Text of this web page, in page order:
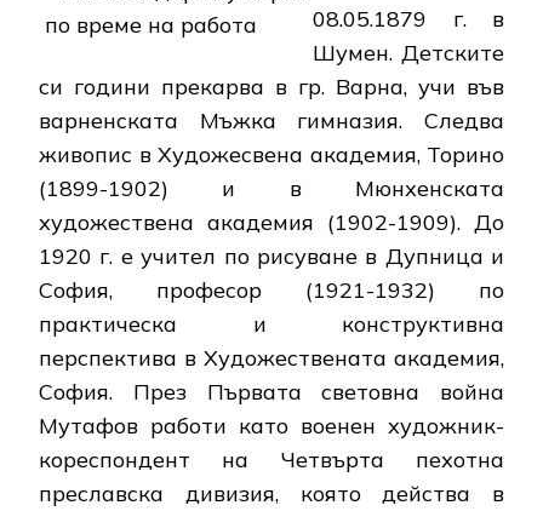
08.05.1879 г. в
Шумен. Детските
си години прекарва в гр. Варна, учи във
варненската Мъжка гимназия. Следва
живопис в Художесвена академия, Торино
(1899-1902) и в Мюнхенската
художествена академия (1902-1909). До
1920 г. е учител по рисуване в Дупница и
София, професор (1921-1932) по
практическа и конструктивна
перспектива в Художествената академия,
София. През Първата световна война
Мутафов работи като военен художник-
кореспондент на Четвърта пехотна
преславска дивизия, която действа в